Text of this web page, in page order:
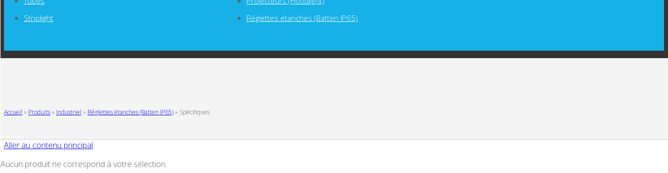
Striplight
Réglettes étanches (Batten IP65)
Accueil » Produits » Industriel » Réglettes étanches (Batten IP65) » Spécifiques
Aller au contenu principal
Aucun produit ne correspond à votre sélection.